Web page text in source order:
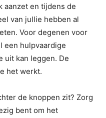
aanzet en tijdens de
van jullie hebben al
Voor degenen voor
een hulpvaardige
uit kan leggen. De
het werkt.
de knoppen zit? Zorg
bent om het